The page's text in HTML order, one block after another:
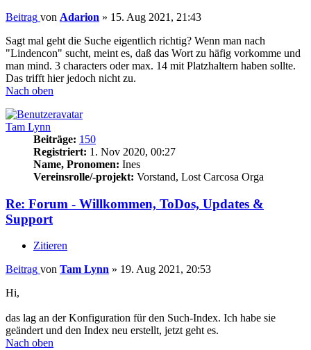
Beitrag von Adarion » 15. Aug 2021, 21:43
Sagt mal geht die Suche eigentlich richtig? Wenn man nach
"Lindencon" sucht, meint es, daß das Wort zu häfig vorkomme und
man mind. 3 characters oder max. 14 mit Platzhaltern haben sollte.
Das trifft hier jedoch nicht zu.
Nach oben
Tam Lynn
Beiträge: 150
Registriert: 1. Nov 2020, 00:27
Name, Pronomen: Ines
Vereinsrolle/-projekt: Vorstand, Lost Carcosa Orga
Re: Forum - Willkommen, ToDos, Updates &
Support
Zitieren
Beitrag von Tam Lynn » 19. Aug 2021, 20:53
Hi,
das lag an der Konfiguration für den Such-Index. Ich habe sie
geändert und den Index neu erstellt, jetzt geht es.
Nach oben